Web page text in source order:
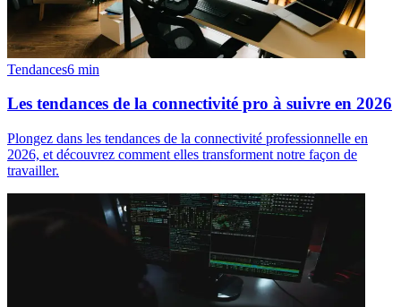
Tendances6 min
Les tendances de la connectivité pro à suivre en 2026
Plongez dans les tendances de la connectivité professionnelle en
2026, et découvrez comment elles transforment notre façon de
travailler.